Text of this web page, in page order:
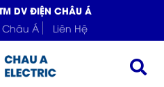
DV ĐIỆN CHÂU Á
Á
Liên Hệ